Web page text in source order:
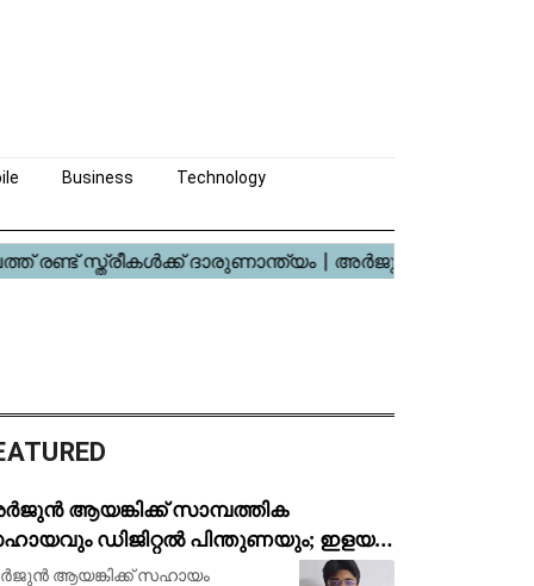
Business
Technology
ആയങ്കിക്ക് സാമ്പത്തിക
ഡിജിറ്റൽ പിന്തുണയും; ഇളയ
അജയ് ആയങ്കി അറസ്റ്റിൽ
ആയങ്കിക്ക് സഹായം